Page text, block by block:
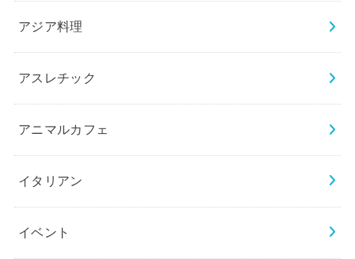
アジア料理
アスレチック
アニマルカフェ
イタリアン
イベント